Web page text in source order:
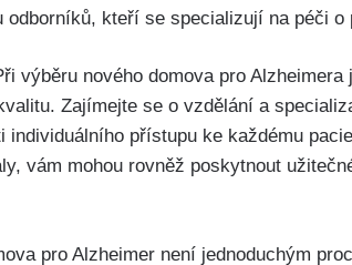
kteří se specializují na péči o
výběru nového domova pro
Zajímejte se o vzdělání a
přístupu ke každému
vám mohou rovněž poskytnout
pro Alzheimer není jednoduchým